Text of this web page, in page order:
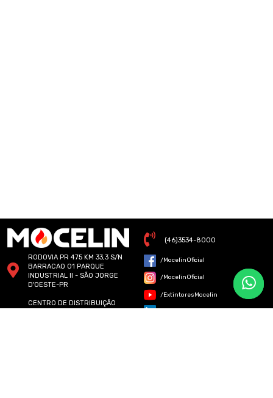
(46)3534-8000
RODOVIA PR 475 KM 33,3 S/N
BARRACAO 01 PARQUE
INDUSTRIAL II - SÃO JORGE
D'OESTE-PR
CENTRO DE DISTRIBUIÇÃO
/MocelinOficial
/MocelinOficial
/ExtintoresMocelin